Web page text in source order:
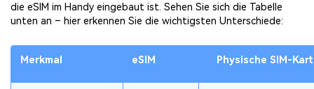
die eSIM im Handy eingebaut ist. Sehen Sie sich die Tabelle
unten an – hier erkennen Sie die wichtigsten Unterschiede:
Merkmal eSIM Physische SIM-